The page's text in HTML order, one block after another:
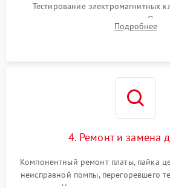
Тестирование электромагнитных
температуры и расходомера.
жерновов кофемолки,
Подробнее
4. Ремонт и замена
Компонентный ремонт платы, пайка
неисправной помпы, перегоревшего